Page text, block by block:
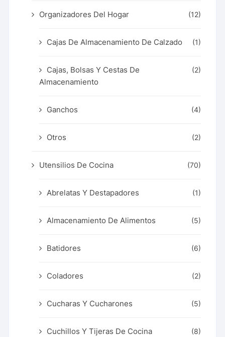
Organizadores Del Hogar (12)
Cajas De Almacenamiento De Calzado (1)
Cajas, Bolsas Y Cestas De
Almacenamiento
(2)
Ganchos (4)
Otros (2)
Utensilios De Cocina (70)
Abrelatas Y Destapadores (1)
Almacenamiento De Alimentos (5)
Batidores (6)
Coladores (2)
Cucharas Y Cucharones (5)
Cuchillos Y Tijeras De Cocina (8)